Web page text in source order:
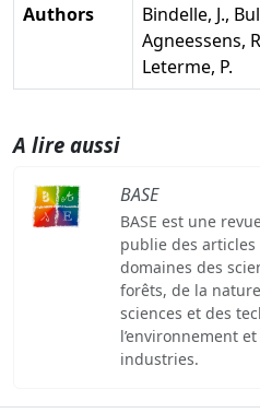
Authors
Bindelle, J.,
Agneessens,
Leterme, P.
A lire aussi
BASE
BASE est une
publie des
domaines des
forêts, de la
sciences et des
l’environnement
industries.